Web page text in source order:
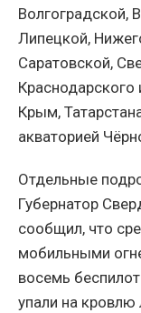
Волгоградской,
Липецкой,
Саратовской,
Краснодарского
Крым,
акваторией
Отдельные
Губернатор
сообщил, что
мобильными
восемь
упали на кровлю